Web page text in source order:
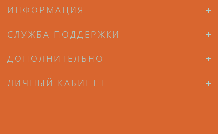
ИНФОРМАЦИЯ
СЛУЖБА ПОДДЕРЖКИ
ДОПОЛНИТЕЛЬНО
ЛИЧНЫЙ КАБИНЕТ